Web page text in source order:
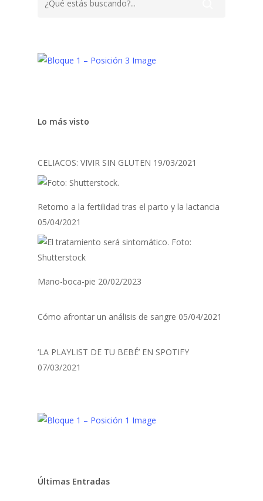
Lo más visto
CELIACOS: VIVIR SIN GLUTEN 19/03/2021
Retorno a la fertilidad tras el parto y la lactancia
05/04/2021
Mano-boca-pie 20/02/2023
Cómo afrontar un análisis de sangre 05/04/2021
‘LA PLAYLIST DE TU BEBÉ’ EN SPOTIFY
07/03/2021
Últimas Entradas